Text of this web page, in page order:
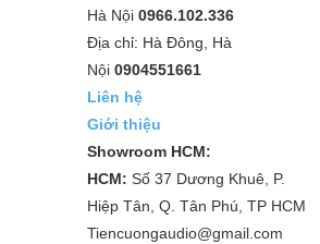
Hà Nội 0966.102.336
Địa chỉ: Hà Đông, Hà
Nội 0904551661
Liên hệ
Giới thiệu
Showroom HCM:
HCM: Số 37 Dương Khuê, P.
Hiệp Tân, Q. Tân Phú, TP HCM
Tiencuongaudio@gmail.com